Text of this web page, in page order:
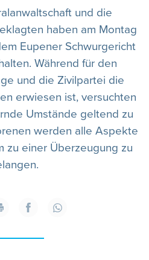
und die
haben am Montag
Eupener Schwurgericht
Während für den
und die Zivilpartei die
erwiesen ist, versuchten
Umstände geltend zu
werden alle Aspekte
zu einer Überzeugung zu